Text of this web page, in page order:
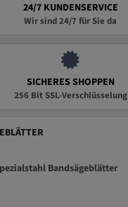
24/7 KUNDENSERVICE
Wir sind 24/7 für Sie da
SICHERES SHOPPEN
256 Bit SSL-Verschlüsselung
Bandsägeblätter